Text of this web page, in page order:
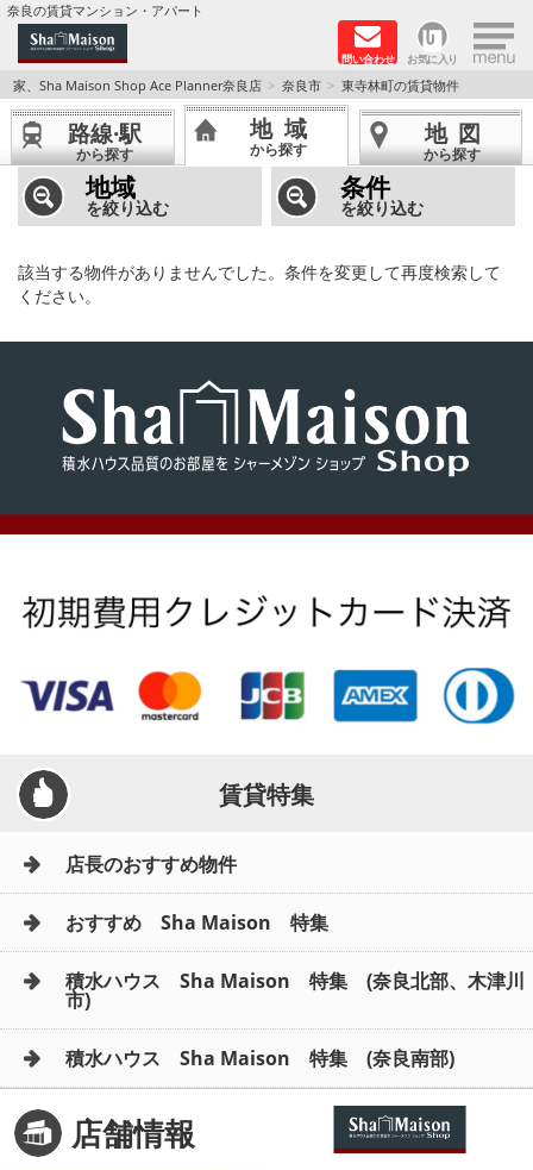
奈良の賃貸マンション・アパート
問い合わせ お気に入り ×
TOPページ
Foreigners welcome！
店長のおすすめ物件
積水ハウス Sha Maison 特集 (奈良北部、木津川
積水ハウス Sha Maison 特集 (奈良南部)
路線·駅から探す
AcePlanner公式ライン
リフォーム のことなら！
住宅型有料老人 Ｆｌｅｕｒａｇｅ
店舗情報·アクセス
会社概要
メールでお問い合わせ
家、Sha Maison Shop Ace Planner奈良店 奈良市 東寺林町の賃貸物件
路線·駅
から探す
地域
から探す
地図
から探す
地域
を絞り込む
条件
を絞り込む
該当する物件がありませんでした。条件を変更して再度検索して
ください。
賃貸特集
店長のおすすめ物件
おすすめ Sha Maison 特集
積水ハウス Sha Maison 特集 (奈良北部、木津川
市)
積水ハウス Sha Maison 特集 (奈良南部)
店舗情報